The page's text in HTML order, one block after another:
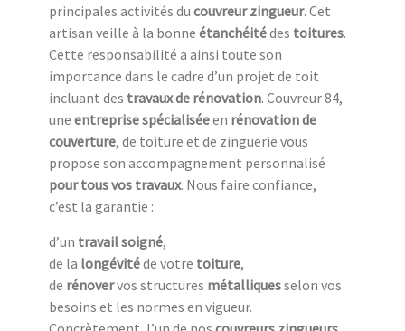
principales activités du couvreur zingueur. Cet
artisan veille à la bonne étanchéitédes toitures.
Cette responsabilité a ainsi toute son
importance dans le cadre d’un projet de toit
incluant des travaux de rénovation. Couvreur 84,
une entreprise spécialiséeen rénovation de
couverture, de toiture et de zinguerie vous
propose son accompagnement personnalisé
pour tous vos travaux. Nous faire confiance,
c’est la garantie :
d’un travail soigné,
de la longévitéde votre toiture,
de rénovervos structures métalliquesselon vos
besoins et les normes en vigueur.